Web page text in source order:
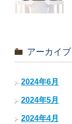
アーカイブ
2024年6月
2024年5月
2024年4月